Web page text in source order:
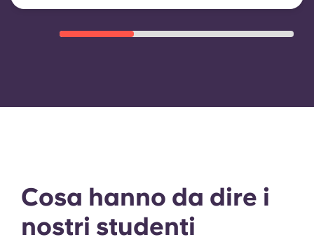
Cosa hanno da dire i
nostri studenti